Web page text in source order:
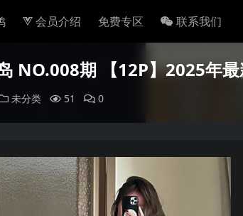
会员介绍 免费专区 联系我们
NO.008期 【12P】2025年
未分类 51 0